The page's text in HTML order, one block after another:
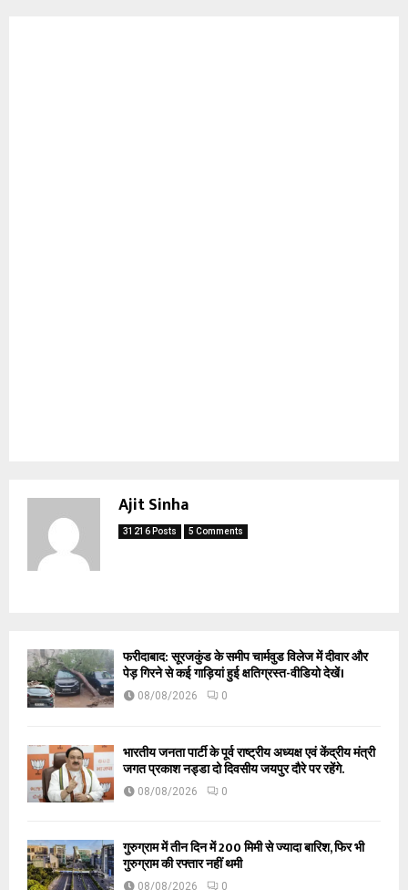
Ajit Sinha
31216 Posts 5 Comments
फरीदाबाद: सूरजकुंड के समीप चार्मवुड विलेज में दीवार और
पेड़ गिरने से कई गाड़ियां हुई क्षतिग्रस्त-वीडियो देखें।
08/08/2026 0
भारतीय जनता पार्टी के पूर्व राष्ट्रीय अध्यक्ष एवं केंद्रीय मंत्री
जगत प्रकाश नड्डा दो दिवसीय जयपुर दौरे पर रहेंगे.
08/08/2026 0
गुरुग्राम में तीन दिन में 200 मिमी से ज्यादा बारिश, फिर भी
गुरुग्राम की रफ्तार नहीं थमी
08/08/2026 0